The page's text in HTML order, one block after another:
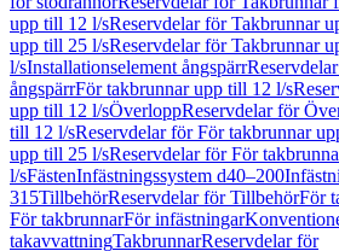
upp till 12 l/sReservdelar för Takbrunnar
upp till 25 l/sReservdelar för Takbrunnar
l/sInstallationselement ångspärr
ångspärrFör takbrunnar upp till 12 l/s
upp till 12 l/sÖverloppReservdelar för
till 12 l/sReservdelar för För takbrunnar
upp till 25 l/sReservdelar för För
l/sFästenInfästningssystem d40–200
315TillbehörReservdelar för TillbehörFör
För takbrunnarFör infästningar
takavvattningTakbrunnarReservdelar för